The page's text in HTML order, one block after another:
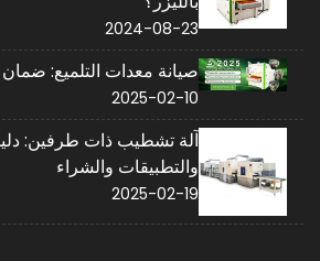
2024-08-23
صيانة معدات التلميع: ضمان
2025-02-10
آلة تشطيب ذات طرفين:
والتطبيقات والشراء
2025-02-19